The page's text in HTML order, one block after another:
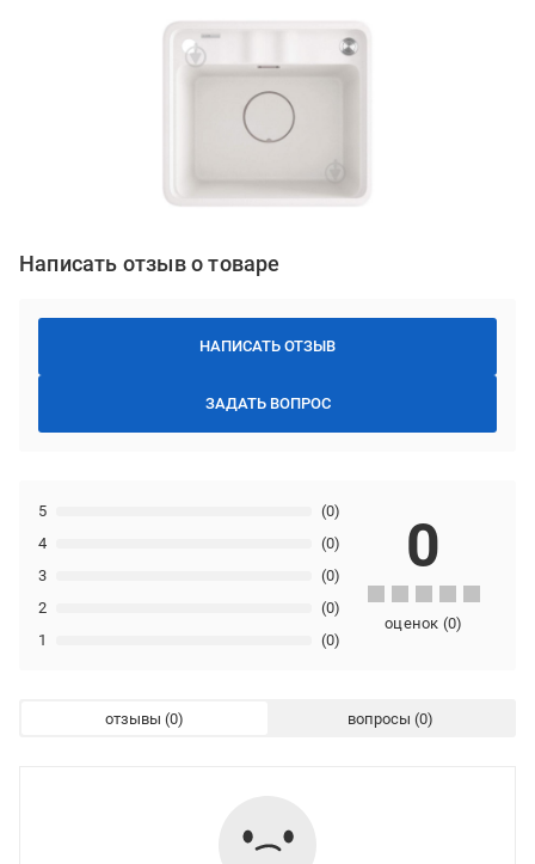
Написать отзыв о товаре
НАПИСАТЬ ОТЗЫВ
ЗАДАТЬ ВОПРОС
1 (0)
2 (0)
3 (0)
4 (0)
5 (0)
0
оценок (0)
отзывы вопросы